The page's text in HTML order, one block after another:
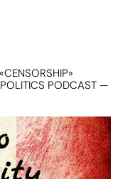
PODCAST —